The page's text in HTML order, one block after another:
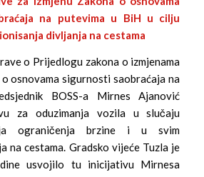
na putevima u BiH u cilju
divljanja na cestama
o Prijedlogu zakona o izmjenama
o osnovama sigurnosti saobraćaja na
BOSS-a Mirnes Ajanović
za oduzimanja vozila u slučaju
ograničenja brzine i u svim
na cestama. Gradsko vijeće Tuzla je
usvojilo tu inicijativu Mirnesa